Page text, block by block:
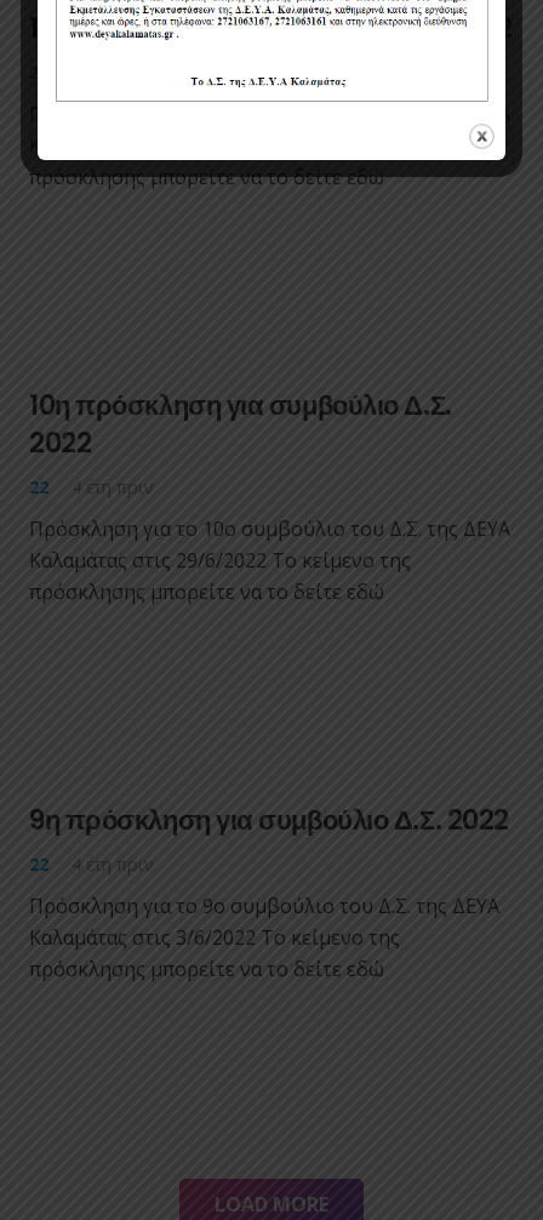
11η πρόσκληση για συμβούλιο Δ.Σ. 2022
πρόσκλησης μπορείτε να το δείτε εδώ
10η πρόσκληση για συμβούλιο Δ.Σ.
2022
22 4 έτη πριν
Πρόσκληση για το 10ο συμβούλιο του Δ.Σ. της ΔΕΥΑ
Καλαμάτας στις 29/6/2022 Το κείμενο της
πρόσκλησης μπορείτε να το δείτε εδώ
9η πρόσκληση για συμβούλιο Δ.Σ. 2022
22 4 έτη πριν
Πρόσκληση για το 9ο συμβούλιο του Δ.Σ. της ΔΕΥΑ
Καλαμάτας στις 3/6/2022 Το κείμενο της
πρόσκλησης μπορείτε να το δείτε εδώ
LOAD MORE